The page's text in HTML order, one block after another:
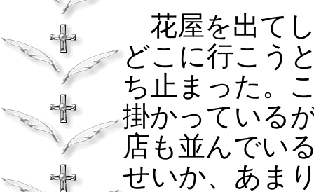
花屋を出て
どこに行こう
ち止まった。
掛かっている
店も並んでい
せいか、あま